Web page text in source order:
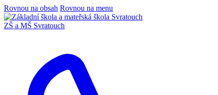
Rovnou na obsah Rovnou na menu
ZŠ a MŠ Svratouch